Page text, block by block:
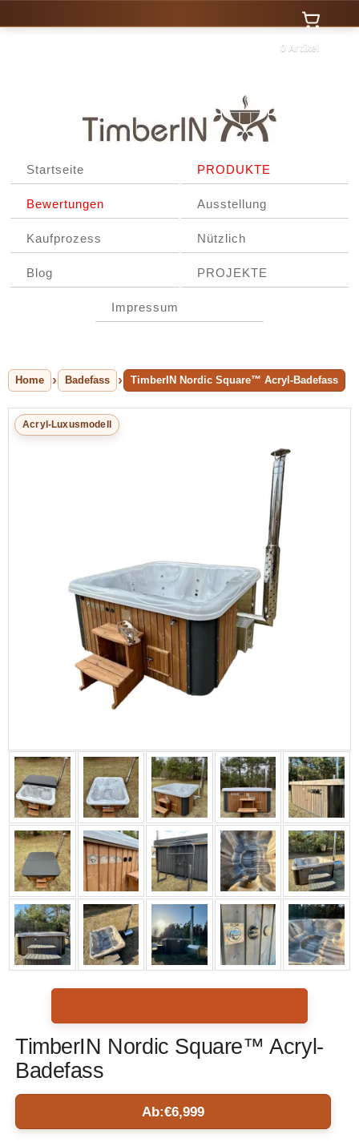
0 Artikel
Startseite PRODUKTE
Bewertungen Ausstellung
Kaufprozess Nützlich
Blog PROJEKTE
Impressum
Home Badefass TimberIN Nordic Square™ Acryl-Badefass
Acryl-Luxusmodell
TimberIN Nordic Square™ Acryl-
Badefass
Ab:€6,999